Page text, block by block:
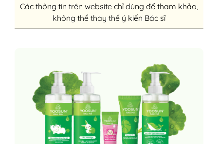
Các thông tin trên website chỉ dùng để tham khảo,
không thể thay thế ý kiến Bác sĩ